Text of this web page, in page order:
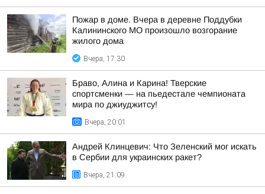
Пожар в доме. Вчера в деревне Поддубки
Калининского МО произошло возгорание
жилого дома
Вчера, 17:30
Браво, Алина и Карина! Тверские
спортсменки — на пьедестале чемпионата
мира по джиуджитсу!
Вчера, 20:01
Андрей Клинцевич: Что Зеленский мог искать
в Сербии для украинских ракет?
Вчера, 21:09